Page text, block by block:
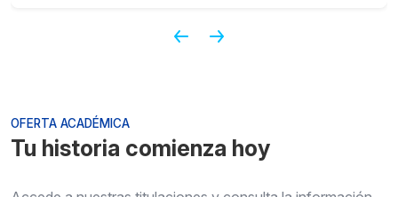
OFERTA ACADÉMICA
Tu historia comienza hoy